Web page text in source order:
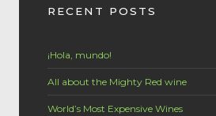
RECENT POSTS
¡Hola, mundo!
All about the Mighty Red wine
World’s Most Expensive Wines